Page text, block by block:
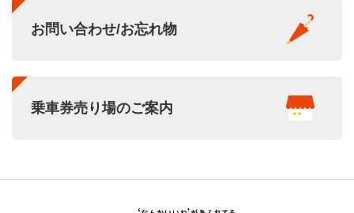
お問い合わせ/お忘れ物
乗車券売り場のご案内